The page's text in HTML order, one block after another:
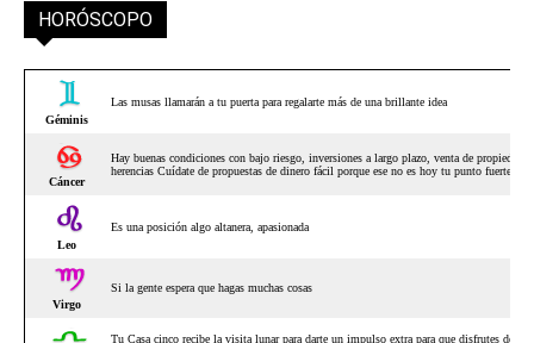
HORÓSCOPO